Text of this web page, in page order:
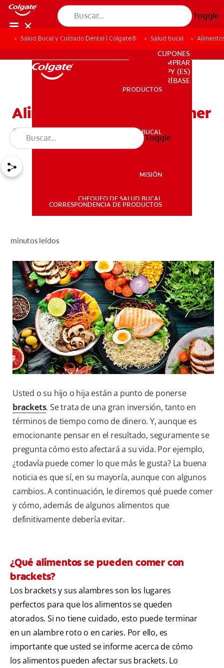
Toggle
PRODUCTOS
SALUD BUCAL
PARA PROFESIONALES
CUPONES
DONDE COMPRAR
PY (ES)
PARA PROFESIONALES
CUPONES
DONDE COMPRAR
PY (ES)
SUSCRÍBASE
PRODUCTOS
SALUD BUCAL
MISIÓN
CHEQUEO DE SALUD BUCAL
CORRESPONDENCIA DE PRODUCTOS
Toggle
Salud Bucal y Cuidado Dental | Colgate® Salud bucal
Alimentos que puede comer
con brackets
minutos leídos
Usted o su hijo o hija están a punto de ponerse
brackets. Se trata de una gran inversión, tanto en
términos de tiempo como de dinero. Y, aunque es
emocionante pensar en el resultado, seguramente se
pregunta cómo esto afectará a su vida. Por ejemplo,
¿todavía puede comer lo que más le gusta? La buena
noticia es que sí, en su mayoría, aunque con algunos
cambios. A continuación, le diremos qué puede comer
y cómo, además de algunos alimentos que
definitivamente debería evitar.
¿Qué alimentos se pueden comer con
brackets?
Los brackets y sus alambres son los lugares
perfectos para que los alimentos se queden
atorados. Si no tiene cuidado, esto puede terminar
en un alambre roto o en caries. Por ello, es
importante que usted se informe acerca de cómo
los alimentos pueden afectar sus brackets. Lo